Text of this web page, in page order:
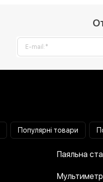
Популярні товари
Паяльна
Мультиметр